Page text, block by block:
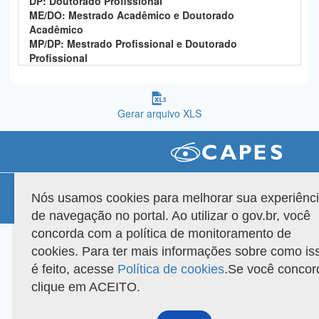
PlanaltoME/DO: Mestrado Acadêmico e Doutorado
Acadêmico
MP/DP: Mestrado Profissional e Doutorado
Profissional
Gerar arquivo XLS
Versão do sistema: 3.88.9 Copyright 2022 Capes. Todos os direitos reservados.
Nós usamos cookies para melhorar sua
de navegação no portal. Ao utilizar o gov.br, você
concorda com a política de monitoramento de
cookies. Para ter mais informações sobre como
é feito, acesse Política de cookies.Se você
clique em ACEITO.